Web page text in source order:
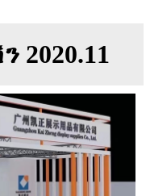
2020.11